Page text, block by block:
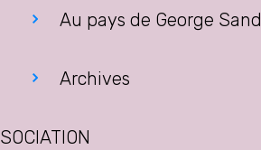
Au pays de George Sand
Archives